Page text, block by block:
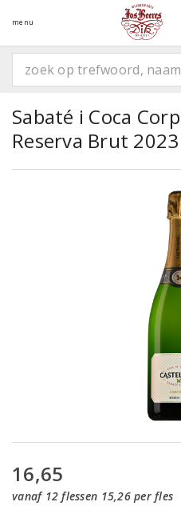
menu
Sabaté i Coca
Reserva Brut 2023
16,65
vanaf 12 flessen 15,26 per fles